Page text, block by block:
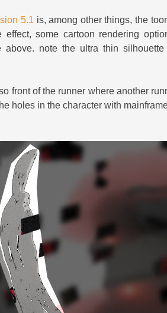
5.1 is, among other things, the
effect, some cartoon rendering
note the ultra thin
front of the runner where another
holes in the character with